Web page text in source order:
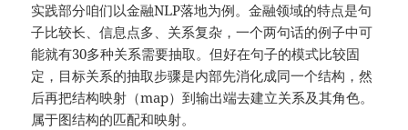
实践部分咱们以金融NLP落地为例。金融领域的特点是句
子比较长、信息点多、关系复杂，一个两句话的例子中可
能就有30多种关系需要抽取。但好在句子的模式比较固
定，目标关系的抽取步骤是内部先消化成同一个结构，然
后再把结构映射（map）到输出端去建立关系及其角色。
属于图结构的匹配和映射。